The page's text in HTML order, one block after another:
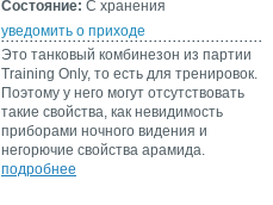
Состояние: С хранения
уведомить о приходе
Это танковый комбинезон из партии
Training Only, то есть для тренировок.
Поэтому у него могут отсутствовать
такие свойства, как невидимость
приборами ночного видения и
негорючие свойства арамида.
подробнее